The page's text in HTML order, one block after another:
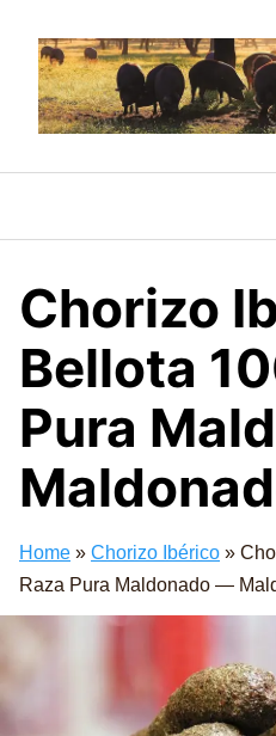
contenido
Chorizo
Bellota
Pura
Home » Chorizo Ibérico »
Raza Pura Maldonado —